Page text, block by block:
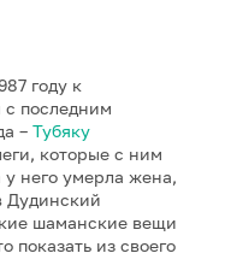
году к
с последним
– Тубяку
которые с ним
у него умерла жена,
Дудинский
шаманские вещи
показать из своего